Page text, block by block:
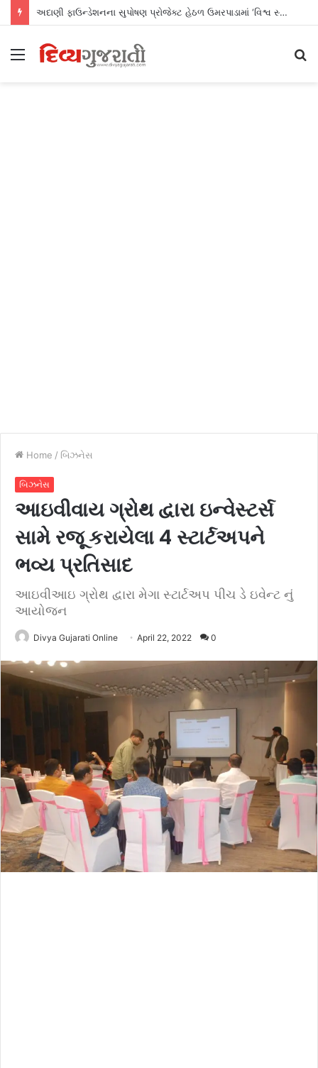
અદાણી ફાઉન્ડેશનના સુપોષણ પ્રોજેક્ટ હેઠળ ઉમરપાડામાં ‘વિશ્વ સ્તનપાન સપ્તાહ’ની સફળ ઉજવણી
Menu
Home / બિઝનેસ
બિઝનેસ
આઇવીવાય ગ્રોથ દ્વારા ઇન્વેસ્ટર્સ
સામે રજૂ કરાયેલા 4 સ્ટાર્ટઅપને
ભવ્ય પ્રતિસાદ
આઇવીઆઇ ગ્રોથ દ્વારા મેગા સ્ટાર્ટઅપ પીચ ડે ઇવેન્ટ નું
આયોજન
Divya Gujarati Online April 22, 2022 0